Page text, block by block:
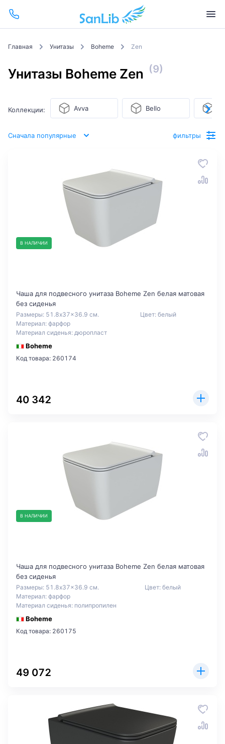
Главная Унитазы Boheme Zen
Унитазы Boheme Zen (9)
Коллекции: Avva Bello
Сначала популярные фильтры
В НАЛИЧИИ
Чаша для подвесного унитаза Boheme Zen белая матовая
без сиденья
Размеры: 51.8x37x36.9 см.
Материал: фарфор
Материал сиденья: дюропласт
Цвет: белый
Boheme
Код товара: 260174
40 342
В НАЛИЧИИ
Чаша для подвесного унитаза Boheme Zen белая матовая
без сиденья
Размеры: 51.8x37x36.9 см.
Материал: фарфор
Материал сиденья: полипропилен
Цвет: белый
Boheme
Код товара: 260175
49 072